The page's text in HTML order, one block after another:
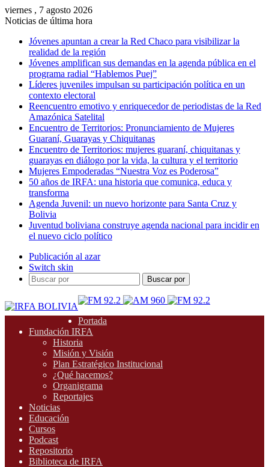
viernes , 7 agosto 2026
Noticias de última hora
Jóvenes apuntan a crear la Red Chaco para visibilizar la
realidad de la región
Jóvenes amplifican sus demandas en la agenda pública en el
programa radial “Hablemos Puej”
Líderes juveniles impulsan su participación política en un
contexto electoral
Reencuentro emotivo y enriquecedor de periodistas de la Red
Amazónica Satelital
Encuentro de Territorios: Pronunciamiento de Mujeres
Guaraní, Guarayas y Chiquitanas
Encuentro de Territorios: mujeres guaraní, chiquitanas y
guarayas en diálogo por la vida, la cultura y el territorio
Mujeres Empoderadas “Nuestra Voz es Poderosa”
50 años de IRFA: una historia que comunica, educa y
transforma
Agenda Juvenil: un nuevo horizonte para Santa Cruz y
Bolivia
Juventud boliviana construye agenda nacional para incidir en
el nuevo ciclo político
Publicación al azar
Switch skin
Buscar por
Portada
Fundación IRFA
Historia
Misión y Visión
Plan Estratégico Institucional
¿Qué hacemos?
Organigrama
Reportajes
Noticias
Educación
Cursos
Podcast
Repositorio
Biblioteca de IRFA